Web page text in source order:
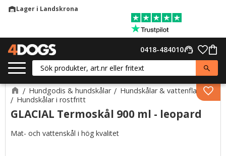
warehouseLager i Landskrona
support_agent
0418-484010
Hundgodis & hundskålar
Hundskålar & vattenflaskor
Hundskålar i rostfritt
GLACIAL Termoskål 900 ml - leopard
Mat- och vattenskål i hög kvalitet